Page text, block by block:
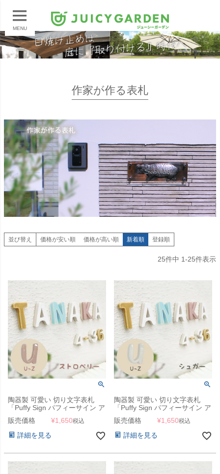
MENU
作家が作る表札
並び替え 価格が安い順 価格が高い順 新着順 登録順
25件中 1-25件表示
陶器製 可愛い 切り文字表札
「Puffy Sign パフィーサイン ア
ルファベット ストロベリー（U
～Z）」
販売価格 ¥1,650税込
詳細を見る
陶器製 可愛い 切り文字表札
「Puffy Sign パフィーサイン ア
ルファベット シュガー（U～
Z）」
販売価格 ¥1,650税込
詳細を見る